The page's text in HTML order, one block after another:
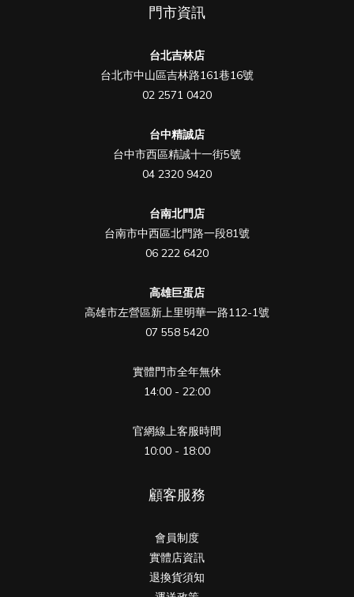
門市資訊
台北吉林店
台北市中山區吉林路161巷16號
02 2571 0420
台中精誠店
台中市西區精誠十一街5號
04 2320 9420
台南北門店
台南市中西區北門路一段81號
06 222 6420
高雄巨蛋店
高雄市左營區新上里明華一路112-1號
07 558 5420
實體門市全年無休
14:00 - 22:00
官網線上客服時間
10:00 - 18:00
顧客服務
會員制度
實體店資訊
退換貨須知